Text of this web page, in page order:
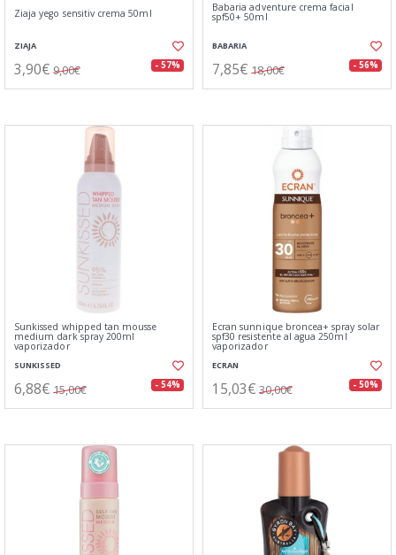
Ziaja yego sensitiv crema 50ml
ZIAJA
3,90€ 9,00€ - 57%
Babaria adventure crema facial
spf50+ 50ml
BABARIA
7,85€ 18,00€ - 56%
Sunkissed whipped tan mousse
medium dark spray 200ml
vaporizador
SUNKISSED
6,88€ 15,00€ - 54%
Ecran sunnique broncea+ spray solar
spf30 resistente al agua 250ml
vaporizador
ECRAN
15,03€ 30,00€ - 50%